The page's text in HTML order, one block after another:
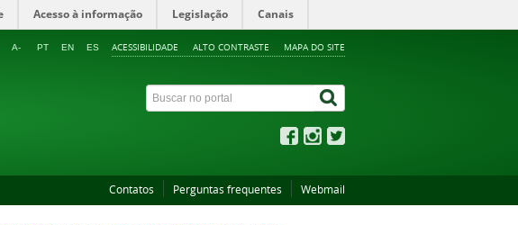
Acesso à informação Legislação Canais
ACESSIBILIDADE ALTO CONTRASTE MAPA DO SITE
A- PT EN ES
Contatos Perguntas frequentes Webmail